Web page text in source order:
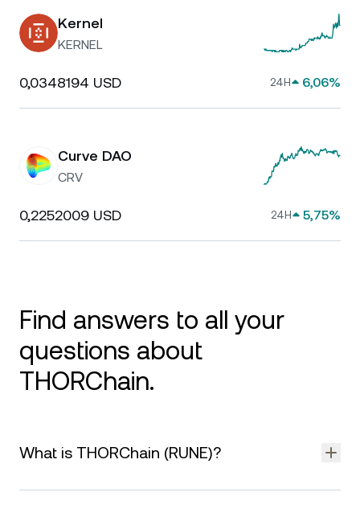
Kernel
KERNEL
0,0348194 USD 24H 6,06%
Curve DAO
CRV
0,2252009 USD 24H 5,75%
Find answers to all your
questions about
THORChain.
What is THORChain (RUNE)?
THORChain is a decentralized liquidity protocol that enables